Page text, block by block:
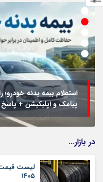
استعلام بیمه بدنه خودرو؛
پیامک و اپلیکیشن + پاسخ
در بازار…
لیست قیمت
۱۴۰۵